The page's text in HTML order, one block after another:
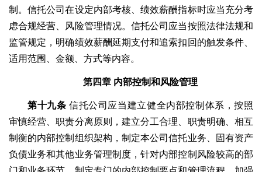
制。信托公司在设定内部考核、绩效薪酬指标时应当充分考
虑合规经营、风险管理情况。信托公司应当按照法律法规和
监管规定，明确绩效薪酬延期支付和追索扣回的触发条件、
适用范围、金额、方式等内容。
第四章 内部控制和风险管理
第十九条 信托公司应当建立健全内部控制体系，按照
审慎经营、职责分离原则，建立分工合理、职责明确、相互
制衡的内部控制组织架构，制定本公司信托业务、固有资产
负债业务和其他业务管理制度，针对内部控制风险较高的部